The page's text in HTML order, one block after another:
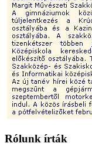
Rólunk írták